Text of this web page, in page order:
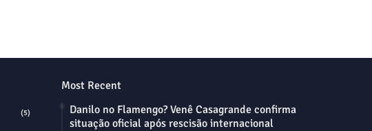
(5)
Most Recent
Danilo no Flamengo? Venê Casagrande confirma
situação oficial após rescisão internacional